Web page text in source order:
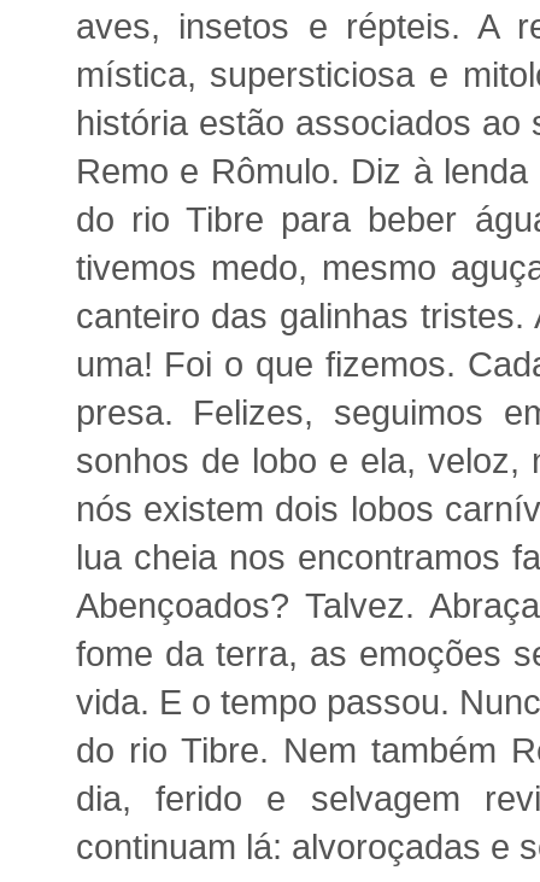
aves, insetos e répteis. A
mística, supersticiosa e
história estão associados ao
Remo e Rômulo. Diz à
do rio Tibre para beber
tivemos medo, mesmo
canteiro das galinhas
uma! Foi o que fizemos.
presa. Felizes, seguimos
sonhos de lobo e ela, veloz,
nós existem dois lobos
lua cheia nos encontramos
Abençoados? Talvez.
fome da terra, as emoções
vida. E o tempo passou.
do rio Tibre. Nem também
dia, ferido e selvagem
continuam lá: alvoroçadas e